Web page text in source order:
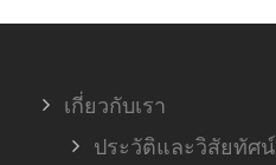
เกี่ยวกับเรา
ประวัติและวิสัยทัศน์